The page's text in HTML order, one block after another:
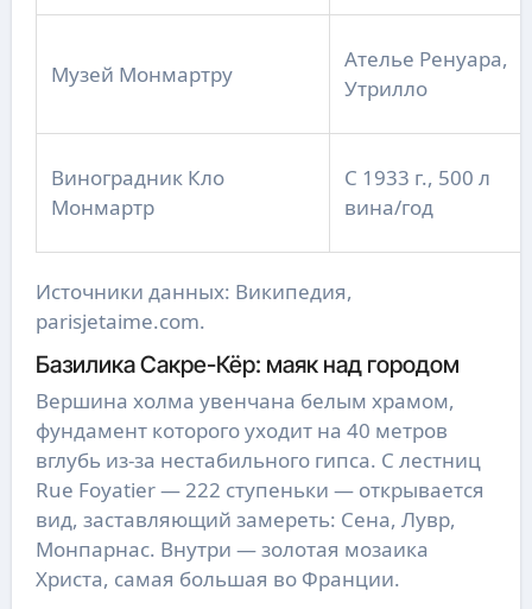
Музей Монмартру
Ателье Ренуара,
Утрилло
Виноградник Кло
Монмартр
С 1933 г., 500 л
вина/год
Источники данных: Википедия,
parisjetaime.com.
Базилика Сакре-Кёр: маяк над городом
Вершина холма увенчана белым храмом,
фундамент которого уходит на 40 метров
вглубь из-за нестабильного гипса. С лестниц
Rue Foyatier — 222 ступеньки — открывается
вид, заставляющий замереть: Сена, Лувр,
Монпарнас. Внутри — золотая мозаика
Христа, самая большая во Франции.